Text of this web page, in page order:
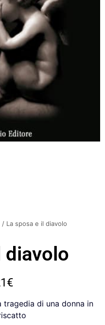
/ La sposa e il diavolo
diavolo
€
tragedia di una donna in